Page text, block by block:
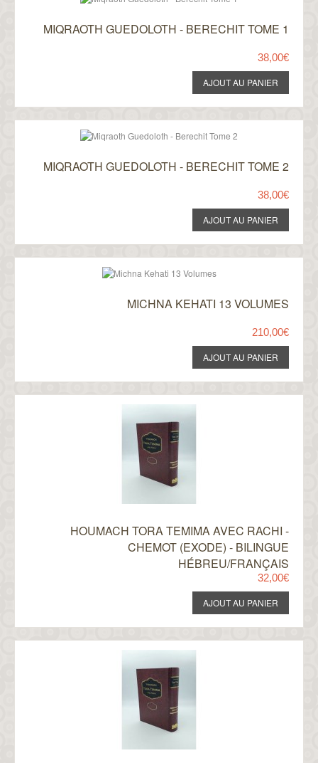
MIQRAOTH GUEDOLOTH - BERECHIT TOME 1
38,00€
MIQRAOTH GUEDOLOTH - BERECHIT TOME 2
38,00€
MICHNA KEHATI 13 VOLUMES
210,00€
HOUMACH TORA TEMIMA AVEC RACHI -
CHEMOT (EXODE) - BILINGUE
HÉBREU/FRANÇAIS
32,00€